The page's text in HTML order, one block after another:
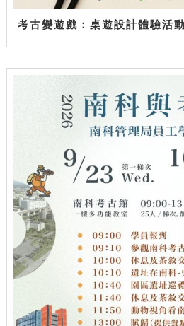
考古變遊戲：桌遊設計體驗活動